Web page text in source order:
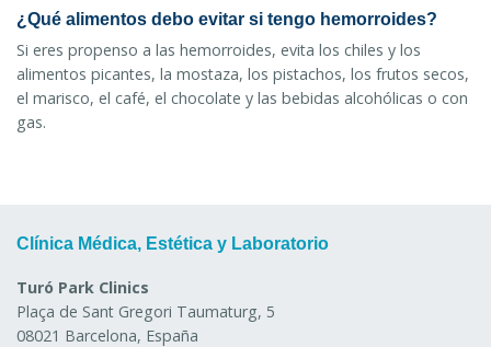
¿Qué alimentos debo evitar si tengo hemorroides?
Si eres propenso a las hemorroides, evita los chiles y los
alimentos picantes, la mostaza, los pistachos, los frutos secos,
el marisco, el café, el chocolate y las bebidas alcohólicas o con
gas.
Clínica Médica, Estética y Laboratorio
Turó Park Clinics
Plaça de Sant Gregori Taumaturg, 5
08021 Barcelona, España